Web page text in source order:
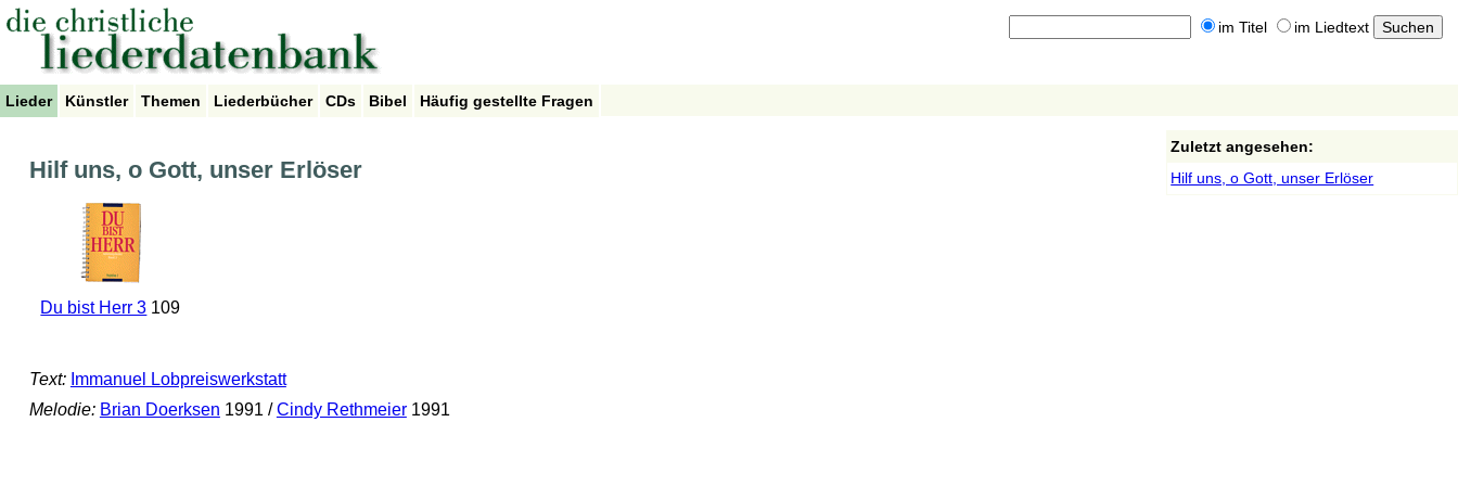
im Titel im Liedtext
Lieder Künstler Themen Liederbücher CDs Bibel Häufig gestellte Fragen
Hilf uns, o Gott, unser Erlöser
Du bist Herr 3 109
Text: Immanuel Lobpreiswerkstatt
Melodie: Brian Doerksen 1991 /Cindy Rethmeier1991
Zuletzt angesehen:
Hilf uns, o Gott, unser Erlöser